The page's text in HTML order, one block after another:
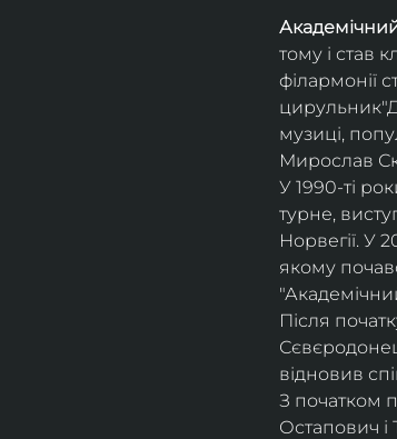
тому і став
філармонії
музиці,
Мирослав
У 1990-ті
турне,
Норвегії. У
якому
Після
відновив
З початком
Остапович